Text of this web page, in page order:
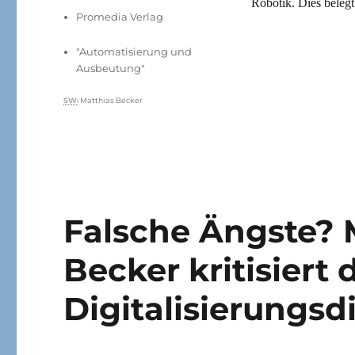
Promedia Verlag
"Automatisierung und
Ausbeutung"
Schlagwörter
SW: Matthias Becker
Falsche Ängste?
Becker kritisiert